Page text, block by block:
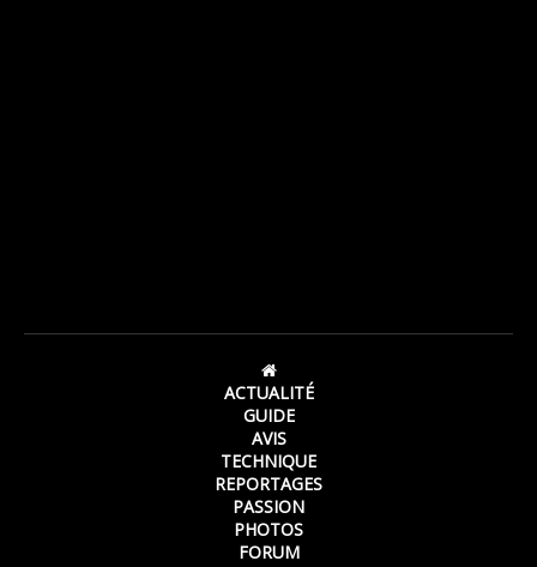
ACTUALITÉ
GUIDE
AVIS
TECHNIQUE
REPORTAGES
PASSION
PHOTOS
FORUM